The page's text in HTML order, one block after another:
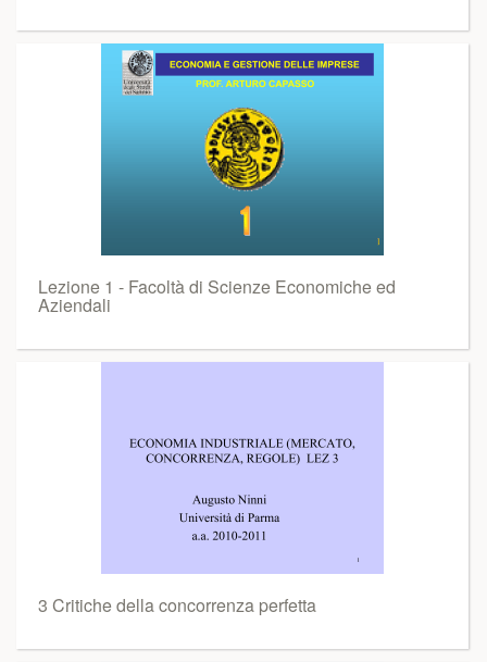
Lezione 1 - Facoltà di Scienze Economiche ed
Aziendali
3 Critiche della concorrenza perfetta